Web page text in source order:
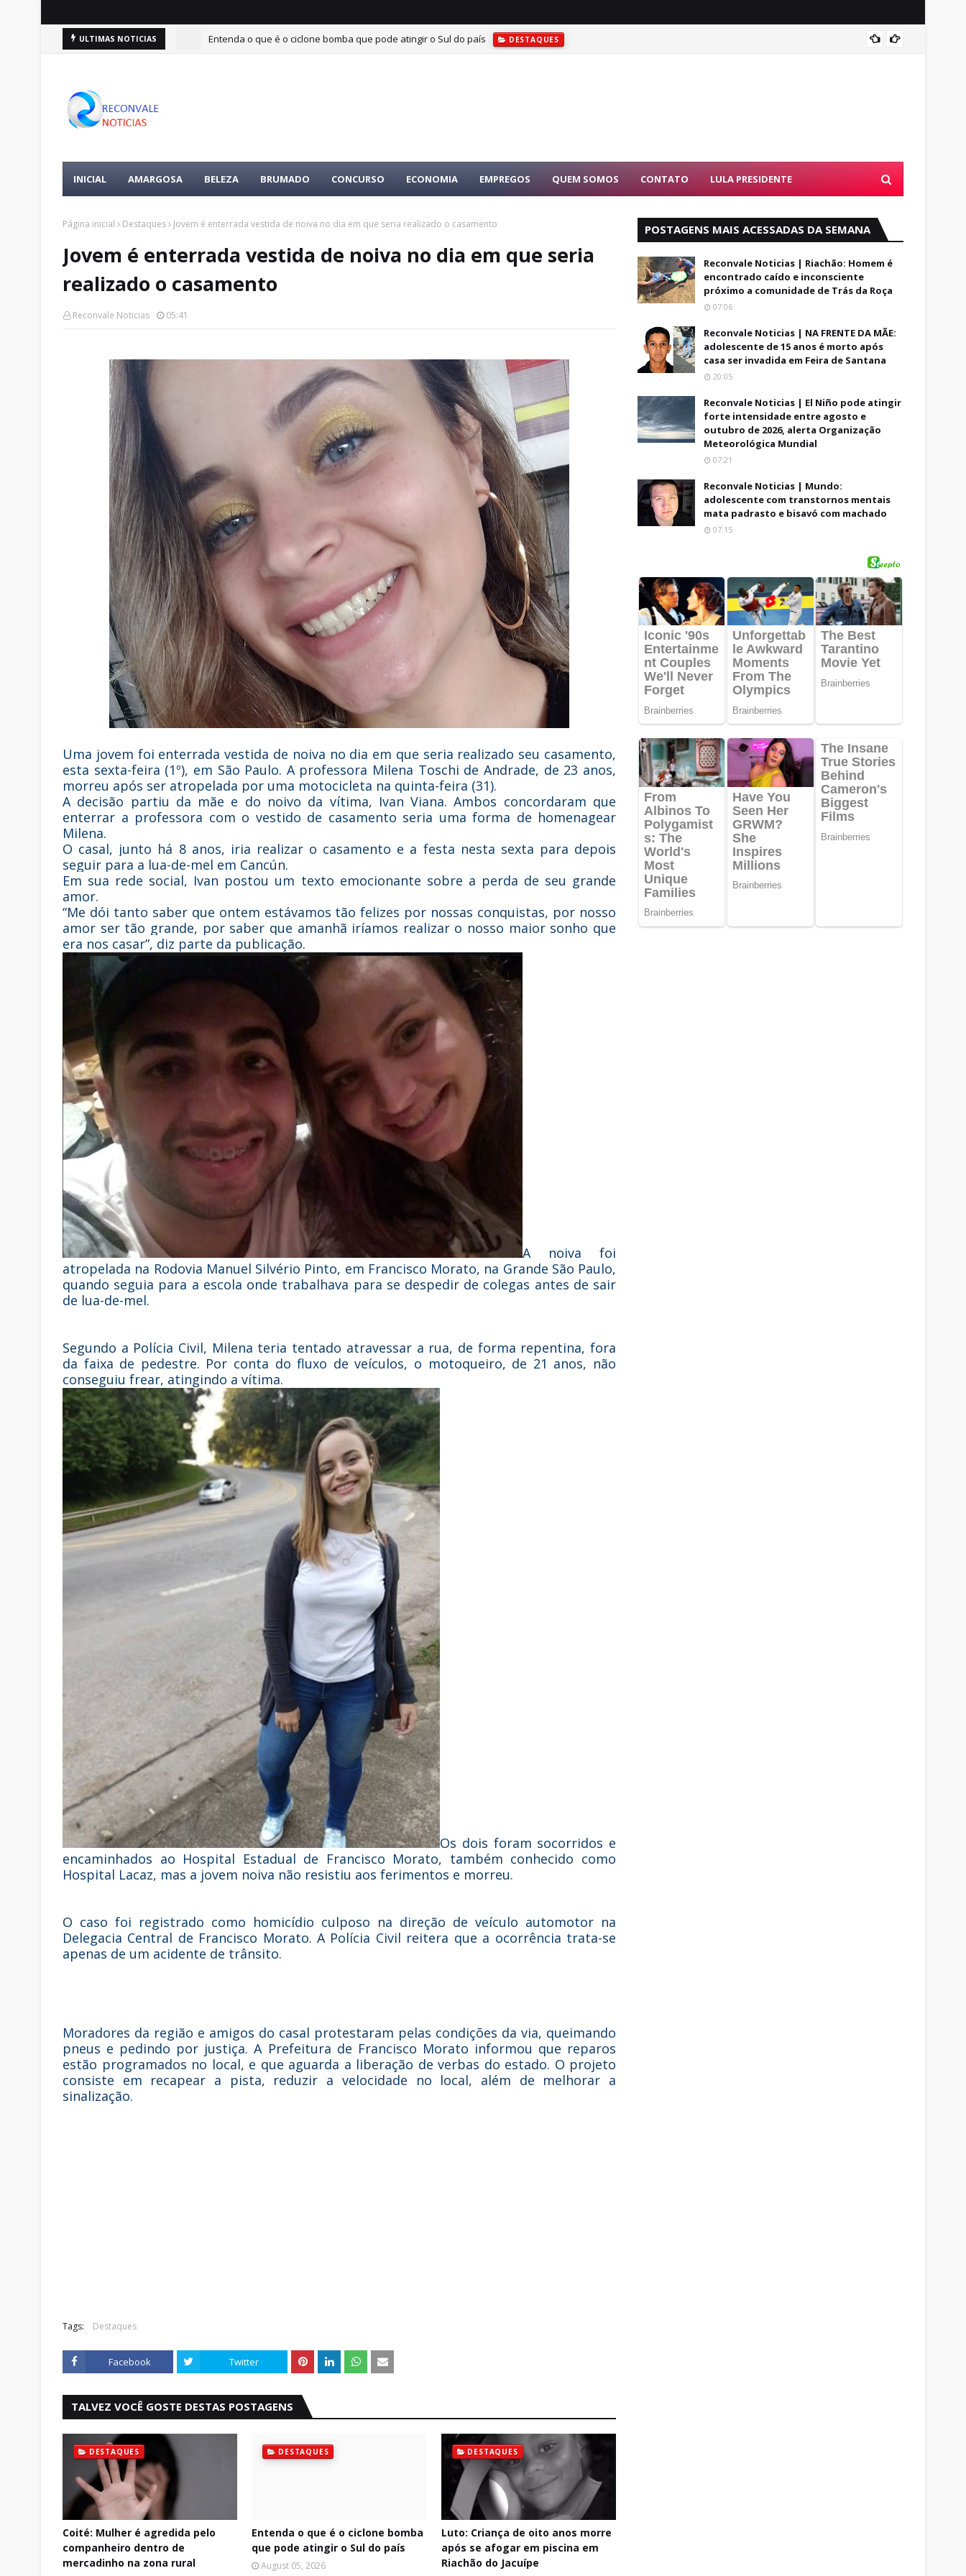
ULTIMAS NOTICIAS Entenda o que é o ciclone bomba que pode atingir o Sul do país DESTAQUES
INICIAL AMARGOSA BELEZA BRUMADO CONCURSO ECONOMIA EMPREGOS QUEM SOMOS CONTATO LULA PRESIDENTE
Página inicial Destaques Jovem é enterrada vestida de noiva no dia em que seria realizado o casamento
Jovem é enterrada vestida de noiva no dia em que seria
realizado o casamento
Reconvale Noticias 05:41
Uma jovem foi enterrada vestida de noiva no dia em que seria realizado seu casamento,
esta sexta-feira (1º), em São Paulo. A professora Milena Toschi de Andrade, de 23 anos,
morreu após ser atropelada por uma motocicleta na quinta-feira (31).
A decisão partiu da mãe e do noivo da vítima, Ivan Viana. Ambos concordaram que
enterrar a professora com o vestido de casamento seria uma forma de homenagear
Milena.
O casal, junto há 8 anos, iria realizar o casamento e a festa nesta sexta para depois
seguir para a lua-de-mel em Cancún.
Em sua rede social, Ivan postou um texto emocionante sobre a perda de seu grande
amor.
“Me dói tanto saber que ontem estávamos tão felizes por nossas conquistas, por nosso
amor ser tão grande, por saber que amanhã iríamos realizar o nosso maior sonho que
era nos casar”, diz parte da publicação.
A noiva foi
atropelada na Rodovia Manuel Silvério Pinto, em Francisco Morato, na Grande São Paulo,
quando seguia para a escola onde trabalhava para se despedir de colegas antes de sair
de lua-de-mel.
Segundo a Polícia Civil, Milena teria tentado atravessar a rua, de forma repentina, fora
da faixa de pedestre. Por conta do fluxo de veículos, o motoqueiro, de 21 anos, não
conseguiu frear, atingindo a vítima.
Os dois foram socorridos e
encaminhados ao Hospital Estadual de Francisco Morato, também conhecido como
Hospital Lacaz, mas a jovem noiva não resistiu aos ferimentos e morreu.
O caso foi registrado como homicídio culposo na direção de veículo automotor na
Delegacia Central de Francisco Morato. A Polícia Civil reitera que a ocorrência trata-se
apenas de um acidente de trânsito.
Moradores da região e amigos do casal protestaram pelas condições da via, queimando
pneus e pedindo por justiça. A Prefeitura de Francisco Morato informou que reparos
estão programados no local, e que aguarda a liberação de verbas do estado. O projeto
consiste em recapear a pista, reduzir a velocidade no local, além de melhorar a
sinalização.
Tags: Destaques
Facebook Twitter
TALVEZ VOCÊ GOSTE DESTAS POSTAGENS
DESTAQUES
Coité: Mulher é agredida pelo
companheiro dentro de
mercadinho na zona rural
DESTAQUES
Entenda o que é o ciclone bomba
que pode atingir o Sul do país
August 05, 2026
DESTAQUES
Luto: Criança de oito anos morre
após se afogar em piscina em
Riachão do Jacuípe
POSTAGENS MAIS ACESSADAS DA SEMANA
Reconvale Noticias | Riachão: Homem é
encontrado caído e inconsciente
próximo a comunidade de Trás da Roça
07:06
Reconvale Noticias | NA FRENTE DA MÃE:
adolescente de 15 anos é morto após
casa ser invadida em Feira de Santana
20:05
Reconvale Noticias | El Niño pode atingir
forte intensidade entre agosto e
outubro de 2026, alerta Organização
Meteorológica Mundial
07:21
Reconvale Noticias | Mundo:
adolescente com transtornos mentais
mata padrasto e bisavó com machado
07:15